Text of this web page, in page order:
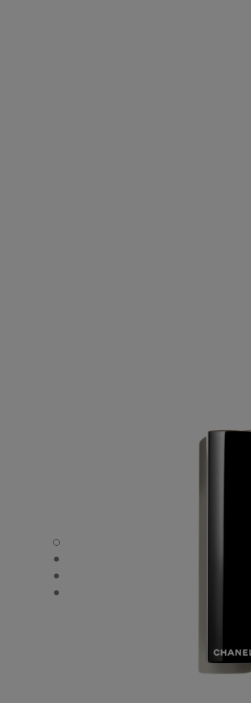
ROUGE ALLURE L'EXTRAIT - Vue par défaut
ROUGE ALLURE L'EXTRAIT - Vue alternative
ROUGE ALLURE L'EXTRAIT - Vue alternative
ROUGE ALLURE L'EXTRAIT - Vue basique